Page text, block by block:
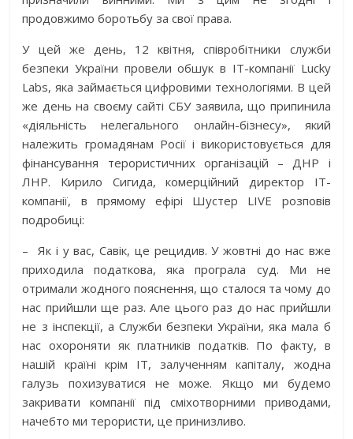
продовжимо боротьбу за свої права.
У цей же день, 12 квітня, співробітники служби
безпеки України провели обшук в IT-компанії Lucky
Labs, яка займається цифровими технологіями. В цей
же день на своєму сайті СБУ заявила, що припинила
«діяльність нелегального онлайн-бізнесу», який
належить громадянам Росії і використовується для
фінансування терористичних організацій – ДНР і
ЛНР. Кирило Сигида, комерційний директор IT-
компанії, в прямому ефірі Шустер LIVE розповів
подробиці:
– Як і у вас, Савік, це рецидив. У жовтні до нас вже
приходила податкова, яка програла суд. Ми не
отримали жодного пояснення, що сталося та чому до
нас прийшли ще раз. Але цього раз до нас прийшли
не з інспекції, а Служби безпеки України, яка мала б
нас охороняти як платників податків. По факту, в
нашій країні крім IT, залученням капіталу, жодна
галузь похизуватися не може. Якщо ми будемо
закривати компанії під сміхотворними приводами,
начебто ми терористи, це принизливо.